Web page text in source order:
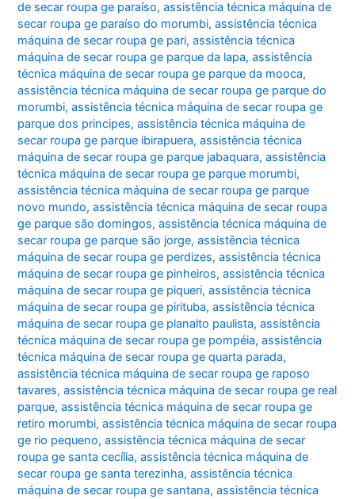
de secar roupa ge paraíso,assistência técnica máquina de
secar roupa ge paraíso do morumbi,assistência técnica
máquina de secar roupa ge pari,assistência técnica
máquina de secar roupa ge parque da lapa,assistência
técnica máquina de secar roupa ge parque da mooca,
assistência técnica máquina de secar roupa ge parque do
morumbi,assistência técnica máquina de secar roupa ge
parque dos principes,assistência técnica máquina de
secar roupa ge parque ibirapuera,assistência técnica
máquina de secar roupa ge parque jabaquara,assistência
técnica máquina de secar roupa ge parque morumbi,
assistência técnica máquina de secar roupa ge parque
novo mundo,assistência técnica máquina de secar roupa
ge parque são domingos,assistência técnica máquina de
secar roupa ge parque são jorge,assistência técnica
máquina de secar roupa ge perdizes,assistência técnica
máquina de secar roupa ge pinheiros,assistência técnica
máquina de secar roupa ge piqueri,assistência técnica
máquina de secar roupa ge pirituba,assistência técnica
máquina de secar roupa ge planalto paulista,assistência
técnica máquina de secar roupa ge pompéia,assistência
técnica máquina de secar roupa ge quarta parada,
assistência técnica máquina de secar roupa ge raposo
tavares,assistência técnica máquina de secar roupa ge real
parque,assistência técnica máquina de secar roupa ge
retiro morumbi,assistência técnica máquina de secar roupa
ge rio pequeno,assistência técnica máquina de secar
roupa ge santa cecília,assistência técnica máquina de
secar roupa ge santa terezinha,assistência técnica
máquina de secar roupa ge santana,assistência técnica